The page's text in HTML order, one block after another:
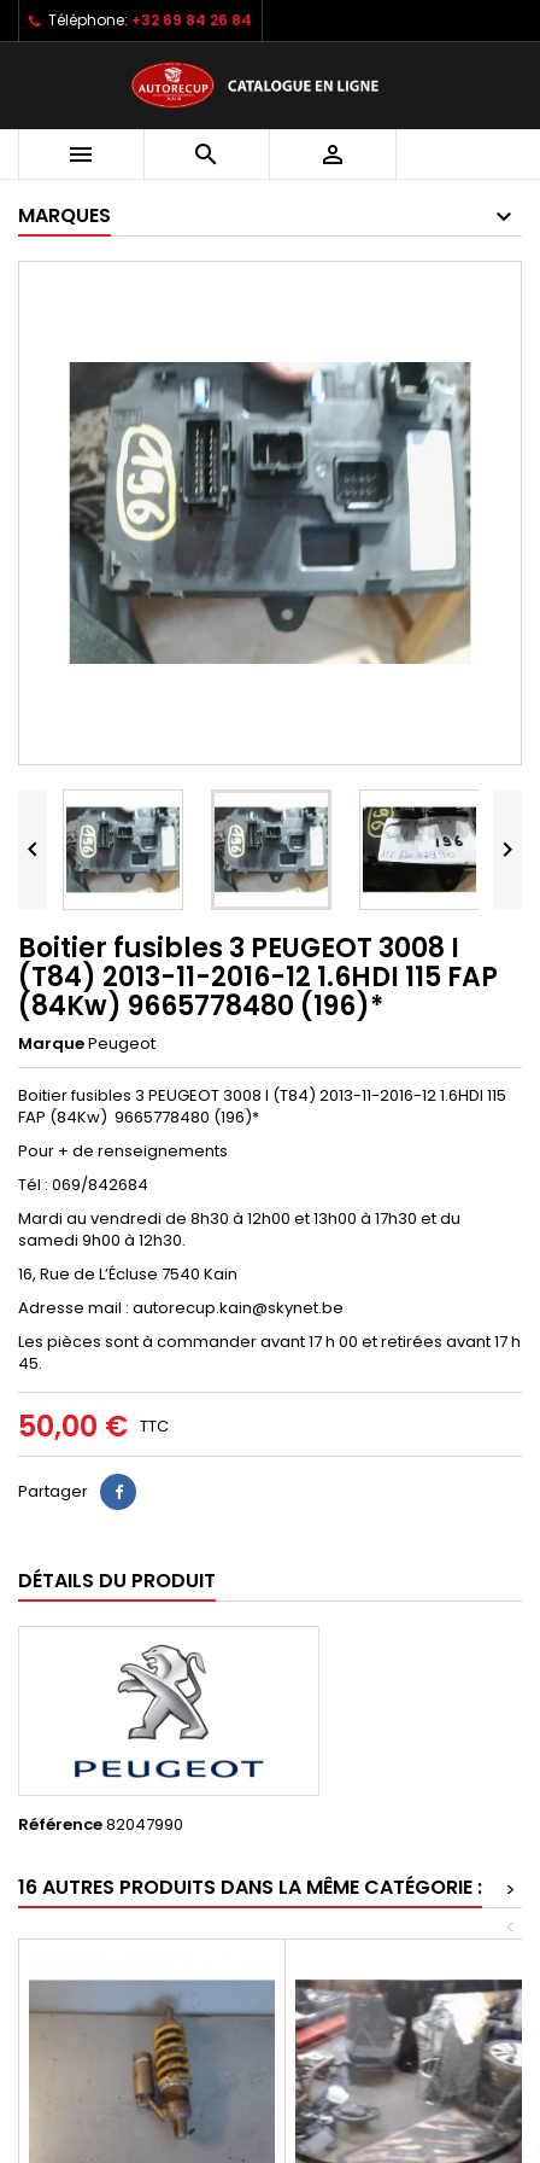
Téléphone: +32 69 84 26 84
  
MARQUES
 
Boitier fusibles 3 PEUGEOT 3008 I
(T84) 2013-11-2016-12 1.6HDI 115 FAP
(84Kw) 9665778480 (196)*
MarquePeugeot
Boitier fusibles 3 PEUGEOT 3008 I (T84) 2013-11-2016-12 1.6HDI 115
FAP (84Kw) 9665778480 (196)*
Pour + de renseignements
Tél : 069/842684
Mardi au vendredi de 8h30 à 12h00 et 13h00 à 17h30 et du
samedi 9h00 à 12h30.
16, Rue de L’Écluse 7540 Kain
Adresse mail : autorecup.kain@skynet.be
Les pièces sont à commander avant 17 h 00 et retirées avant 17 h
45.
50,00 € TTC
Partager
DÉTAILS DU PRODUIT
Référence82047990
16 AUTRES PRODUITS DANS LA MÊME CATÉGORIE :
>
<